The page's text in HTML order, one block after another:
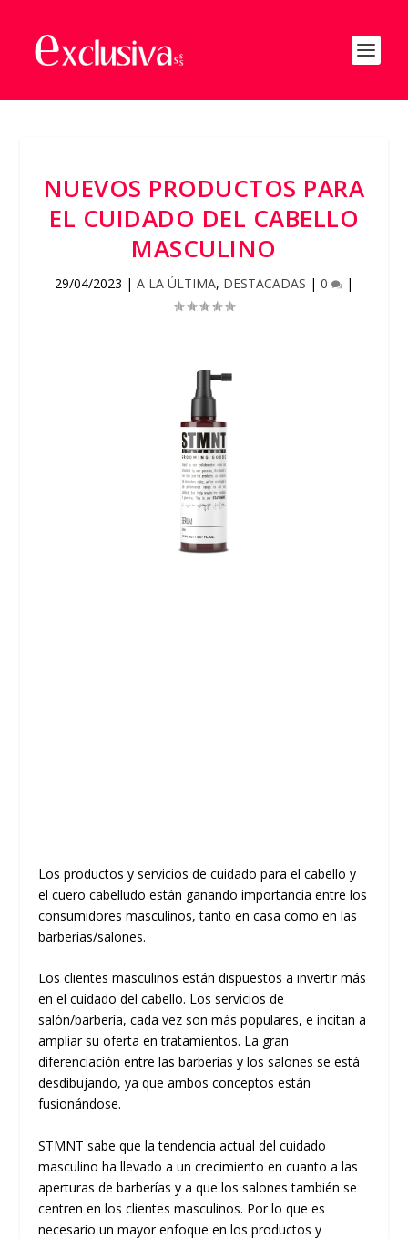
NUEVOS PRODUCTOS PARA
EL CUIDADO DEL CABELLO
MASCULINO
29/04/2023 | A LA ÚLTIMA, DESTACADAS | 0 |
Los productos y servicios de cuidado para el cabello y
el cuero cabelludo están ganando importancia entre los
consumidores masculinos, tanto en casa como en las
barberías/salones.
Los clientes masculinos están dispuestos a invertir más
en el cuidado del cabello. Los servicios de
salón/barbería, cada vez son más populares, e incitan a
ampliar su oferta en tratamientos. La gran
diferenciación entre las barberías y los salones se está
desdibujando, ya que ambos conceptos están
fusionándose.
STMNT sabe que la tendencia actual del cuidado
masculino ha llevado a un crecimiento en cuanto a las
aperturas de barberías y a que los salones también se
centren en los clientes masculinos. Por lo que es
necesario un mayor enfoque en los productos y